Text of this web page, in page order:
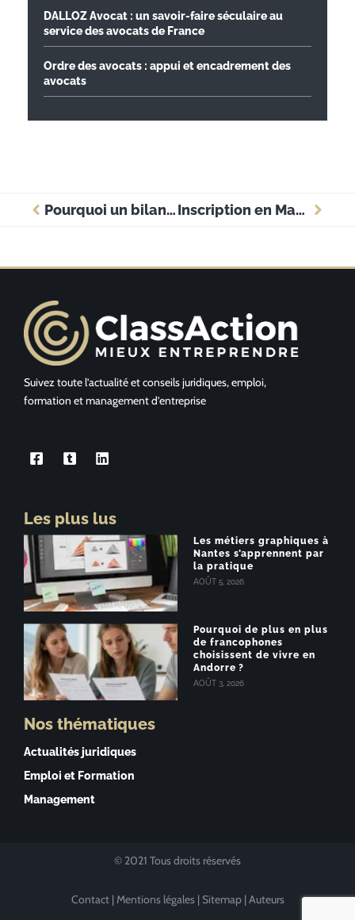
DALLOZ Avocat : un savoir-faire séculaire au
service des avocats de France
Ordre des avocats : appui et encadrement des
avocats
Pourquoi un bilan de compétences est-il essentiel à votre réussite professionnelle ? Inscription en Master professionnel : les démarches
Suivez toute l’actualité et conseils juridiques, emploi,
formation et management d’entreprise
Les plus lus
Les métiers graphiques à
Nantes s’apprennent par
la pratique
AOÛT 5, 2026
Pourquoi de plus en plus
de francophones
choisissent de vivre en
Andorre ?
AOÛT 3, 2026
Nos thématiques
Actualités juridiques
Emploi et Formation
Management
© 2021 Tous droits réservés
Contact|Mentions légales| Sitemap|Auteurs